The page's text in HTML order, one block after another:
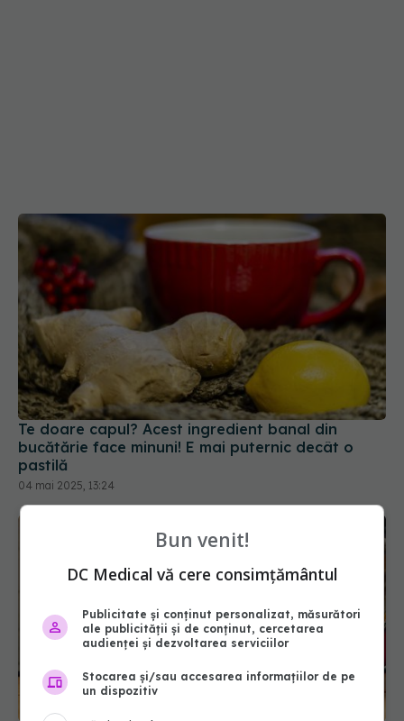
Te doare capul? Acest ingredient banal din
bucătărie face minuni! E mai puternic decât o
pastilă
04 mai 2025, 13:24
Cum se bea ceaiul corect. Reguli de aur pentru o
ceașcă perfectă de fiecare dată
Bun venit!
DC Medical vă cere consimțământul
Publicitate și conținut personalizat, măsurători
ale publicității și de conținut, cercetarea
audienței și dezvoltarea serviciilor
Stocarea și/sau accesarea informațiilor de pe
un dispozitiv